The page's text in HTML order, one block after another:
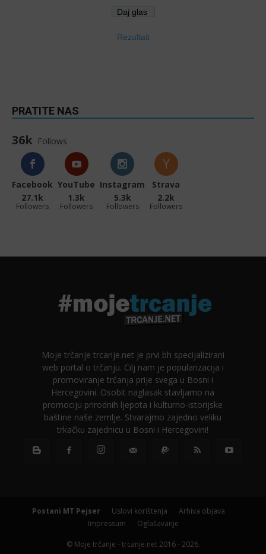
Rezultati
PRATITE NAS
36k Follows
Facebook
27.1k
Followers
YouTube
1.3k
Followers
Instagram
5.3k
Followers
Strava
2.2k
Followers
Moje trčanje trcanje.net je prvi bh specijalizirani
web portal o trčanju. Cilj nam je popularizacija i
promoviranje trčanja prije svega u Bosni i
Hercegovini. Osobit naglasak stavljamo na
promociju prirodnih ljepota i kulturno-istorijske
baštine naše zemlje. Stvarajmo zajedno veliku
trkačku zajednicu u Bosni i Hercegovini!
Postani MT Pejser Uslovi korištenja
Arhiva objava
Impressum
Oglašavanje
© Moje trčanje - trcanje.net 2016 - 2026.